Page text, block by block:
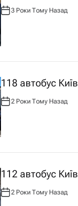
А
Р
:
3 Роки Тому Назад
118 автобус Київ
А
В
Т
Р
:
2 Роки Тому Назад
112 автобус Київ
А
В
2 Роки Тому Назад